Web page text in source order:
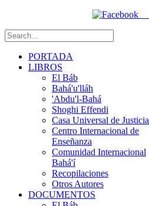
PORTADA
LIBROS
El Báb
Bahá'u'lláh
'Abdu'l-Bahá
Shoghi Effendi
Casa Universal de Justicia
Centro Internacional de
Enseñanza
Comunidad Internacional
Bahá'í
Recopilaciones
Otros Autores
DOCUMENTOS